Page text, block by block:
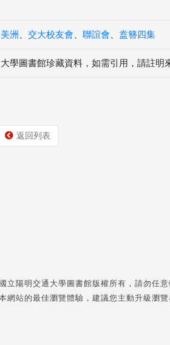
美洲 交大校友會 聯誼會 盍簪四集
學圖書館珍藏資料，如需引用，請註明
返回列表
立陽明交通大學圖書館版權所有，請勿任意
網站的最佳瀏覽體驗，建議您主動升級瀏覽